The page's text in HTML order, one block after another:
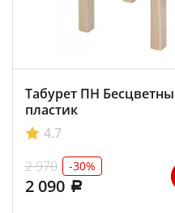
Табурет ПН
пластик
4.7
2 970
-30%
2 090